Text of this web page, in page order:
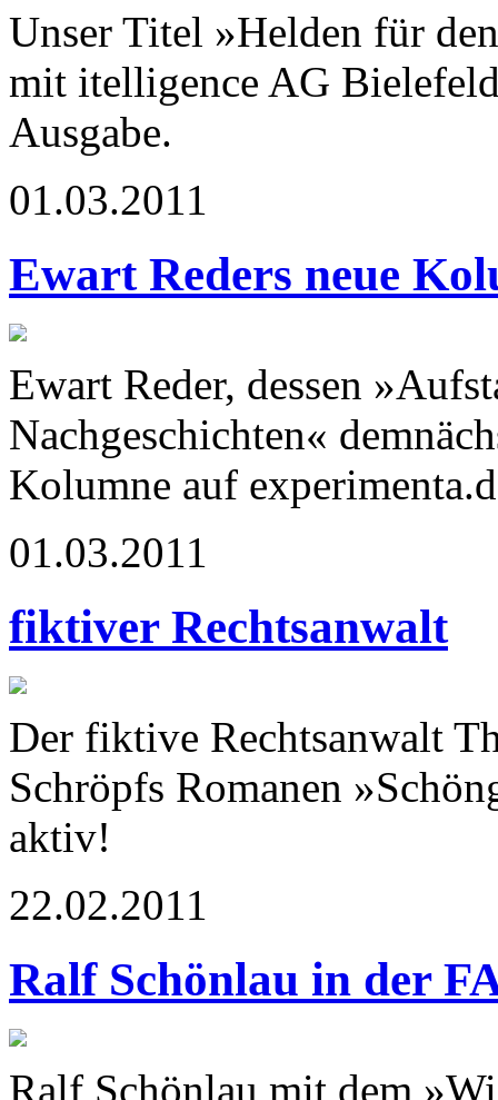
Unser Titel »Helden für
mit itelligence AG
Ausgabe.
01.03.2011
Ewart Reders neue
Ewart Reder, dessen
Nachgeschichten«
Kolumne auf
01.03.2011
fiktiver Rechtsanwalt
Der fiktive Rechtsanwalt
Schröpfs Romanen
aktiv!
22.02.2011
Ralf Schönlau in der
Ralf Schönlau mit dem